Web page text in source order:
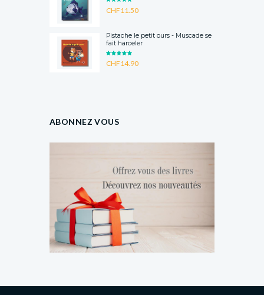
5.00 OUT
OF 5
CHF11.50
Pistache le petit ours - Muscade se
fait harceler
5.00 OUT
CHF14.90
ABONNEZ VOUS